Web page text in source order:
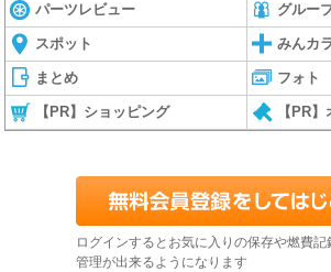
パーツレビュー グルー
スポット みんカ
まとめ フォト
【PR】ショッピング 【PR
ログインするとお気に入りの保存や燃費記
管理が出来るようになります